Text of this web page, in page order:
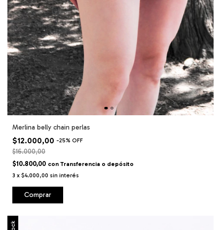
Merlina belly chain perlas
$12.000,00 -25% OFF
$16.000,00
$10.800,00 con Transferencia o depósito
3 x $4.000,00 sin interés
Comprar